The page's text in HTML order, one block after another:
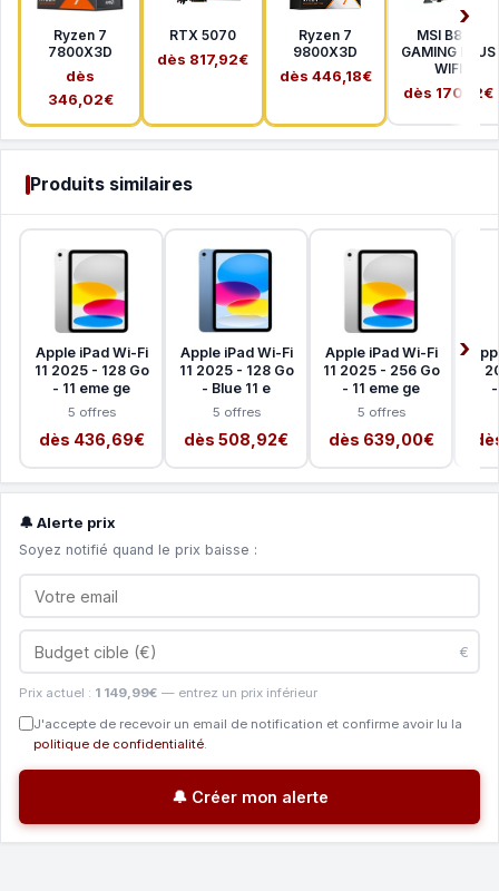
Ryzen 7
7800X3D
dès
346,02€
RTX 5070
dès 817,92€
Ryzen 7
9800X3D
dès 446,18€
MSI B850
GAMING PLUS
WIFI
dès 170,12€
Produits similaires
Apple iPad Wi-Fi
11 2025 - 128 Go
- 11 eme ge
5 offres
dès 436,69€
Apple iPad Wi-Fi
11 2025 - 128 Go
- Blue 11 e
5 offres
dès 508,92€
Apple iPad Wi-Fi
11 2025 - 256 Go
- 11 eme ge
5 offres
dès 639,00€
11
🔔 Alerte prix
Soyez notifié quand le prix baisse :
€
Prix actuel : 1 149,99€ — entrez un prix inférieur
J'accepte de recevoir un email de notification et confirme avoir lu la
politique de confidentialité.
🔔 Créer mon alerte